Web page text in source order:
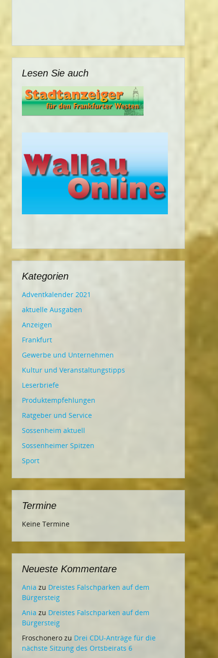
Lesen Sie auch
Kategorien
Adventkalender 2021
aktuelle Ausgaben
Anzeigen
Frankfurt
Gewerbe und Unternehmen
Kultur und Veranstaltungstipps
Leserbriefe
Produktempfehlungen
Ratgeber und Service
Sossenheim aktuell
Sossenheimer Spitzen
Sport
Termine
Keine Termine
Neueste Kommentare
Ania zu Dreistes Falschparken auf dem
Bürgersteig
Ania zu Dreistes Falschparken auf dem
Bürgersteig
Froschonero zu Drei CDU-Anträge für die
nächste Sitzung des Ortsbeirats 6